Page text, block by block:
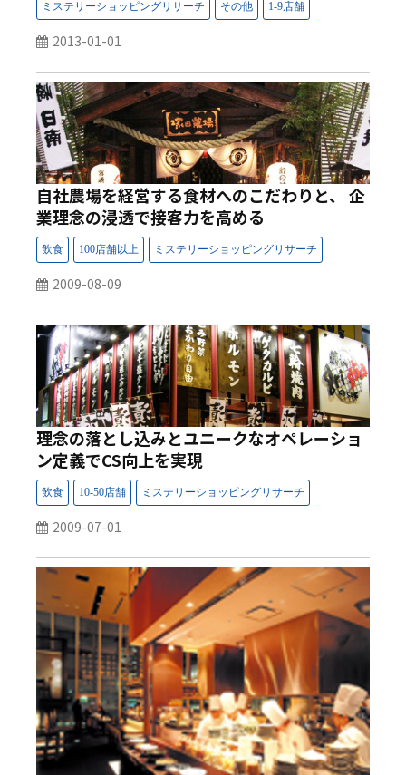
2013-01-01
自社農場を経営する食材へのこだわりと、 企
業理念の浸透で接客力を高める
2009-08-09
理念の落とし込みとユニークなオペレーショ
ン定義でCS向上を実現
2009-07-01